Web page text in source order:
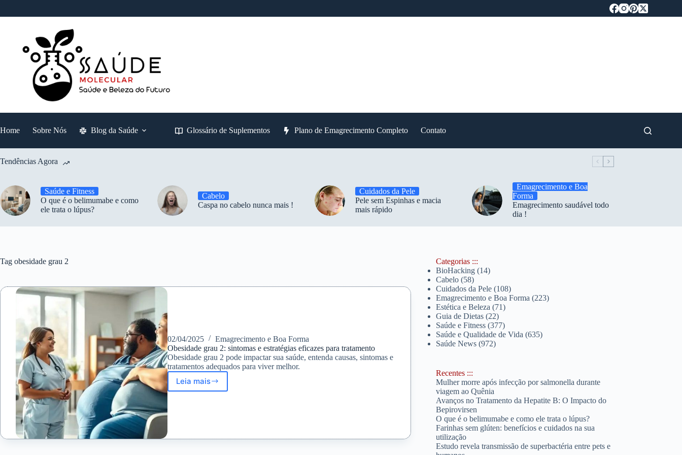
Home Sobre Nós Blog da Saúde Glossário de Suplementos Plano de Emagrecimento Completo Contato
Tendências Agora
Saúde e Fitness
O que é o belimumabe e como
ele trata o lúpus?
Cabelo
Caspa no cabelo nunca mais !
Cuidados da Pele
Pele sem Espinhas e macia
mais rápido
Emagrecimento e Boa
Forma
Emagrecimento saudável todo
dia !
Tag obesidade grau 2
02/04/2025
Emagrecimento e Boa Forma
Obesidade grau 2: sintomas e estratégias eficazes para tratamento
Obesidade grau 2 pode impactar sua saúde, entenda causas, sintomas e
tratamentos adequados para viver melhor.
Leia maisObesidade
Categorias :::
BioHacking(14)
Cabelo(58)
Cuidados da Pele(108)
Emagrecimento e Boa Forma (223)
Estética e Beleza (71)
Guia de Dietas(22)
Saúde e Fitness(377)
Saúde e Qualidade de Vida (635)
Saúde News(972)
Recentes :::
Mulher morre após infecção por salmonella durante
viagem ao Quênia
Avanços no Tratamento da Hepatite B: O Impacto do
Bepirovirsen
O que é o belimumabe e como ele trata o lúpus?
Farinhas sem glúten: benefícios e cuidados na sua
utilização
Estudo revela transmissão de superbactéria entre pets e